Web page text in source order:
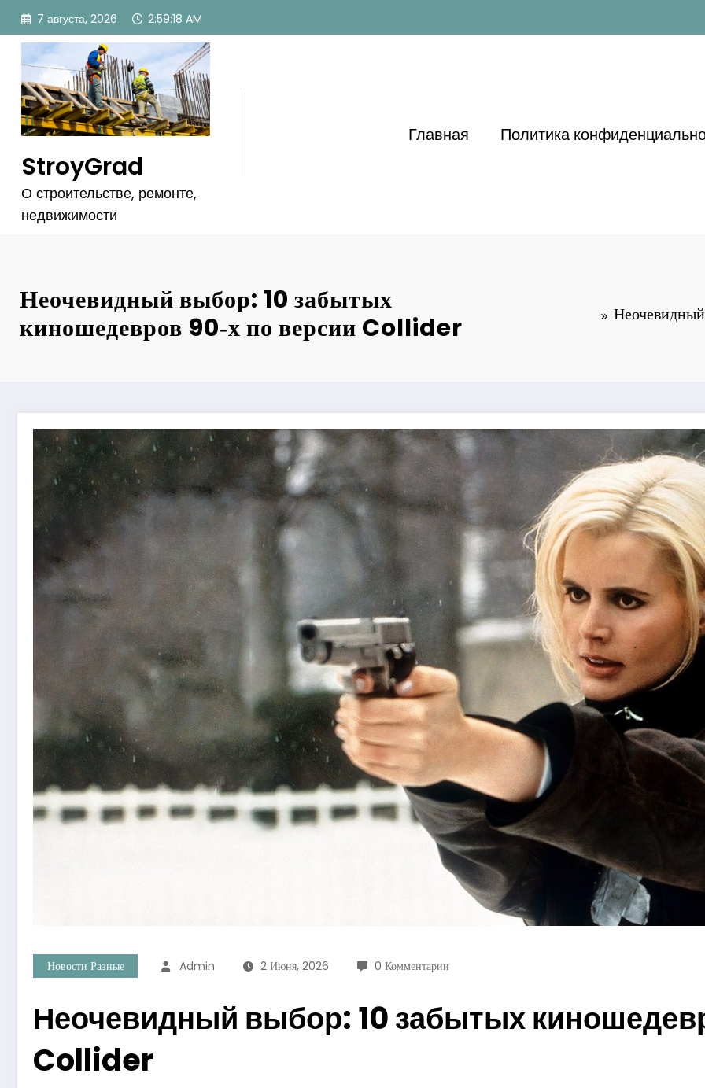
Перейти
содержимому
7 августа, 2026 2:59:21 AM
StroyGrad
О строительстве, ремонте,
недвижимости
Главная Политика
Неочевидный выбор: 10 забытых
киношедевров 90‑х по версии Collider
Новости Разные Admin 2 Июня, 2026 0 Комментарии
Неочевидный выбор: 10 забытых
Collider